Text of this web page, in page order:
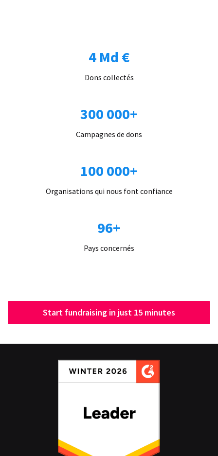
4 Md €
Dons collectés
300 000+
Campagnes de dons
100 000+
Organisations qui nous font confiance
96+
Pays concernés
Start fundraising in just 15 minutes